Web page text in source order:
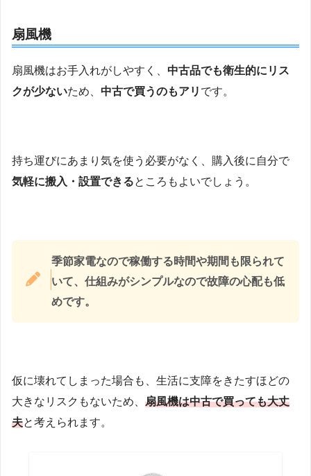
扇風機
扇風機はお手入れがしやすく、 中古品でも衛生的にリス
クが少ないため、 中古で買うのもアリ です。
持ち運びにあまり気を使う必要がなく、購入後に自分で
気軽に搬入・設置できるところもよいでしょう。
季節家電なので稼働する時間や期間も限られて
いて、仕組みがシンプルなので故障の心配も低
めです。
仮に壊れてしまった場合も、生活に支障をきたすほどの
大きなリスクもないため、 扇風機は中古で買っても大丈
夫と考えられます。